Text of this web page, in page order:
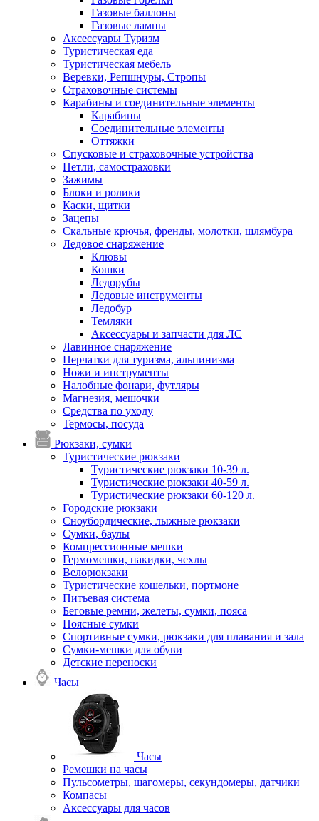
Газовые баллоны
Газовые лампы
Аксессуары Туризм
Туристическая еда
Туристическая мебель
Веревки, Репшнуры, Стропы
Страховочные системы
Карабины и соединительные элементы
Карабины
Соединительные элементы
Оттяжки
Спусковые и страховочные устройства
Петли, самостраховки
Зажимы
Блоки и ролики
Каски, щитки
Зацепы
Скальные крючья, френды, молотки, шлямбура
Ледовое снаряжение
Клювы
Кошки
Ледорубы
Ледовые инструменты
Ледобур
Темляки
Аксессуары и запчасти для ЛС
Лавинное снаряжение
Перчатки для туризма, альпинизма
Ножи и инструменты
Налобные фонари, футляры
Магнезия, мешочки
Средства по уходу
Термосы, посуда
Рюкзаки, сумки
Туристические рюкзаки
Туристические рюкзаки 10-39 л.
Туристические рюкзаки 40-59 л.
Туристические рюкзаки 60-120 л.
Городские рюкзаки
Сноубордические, лыжные рюкзаки
Сумки, баулы
Компрессионные мешки
Гермомешки, накидки, чехлы
Велорюкзаки
Туристические кошельки, портмоне
Питьевая система
Беговые ремни, желеты, сумки, пояса
Поясные сумки
Спортивные сумки, рюкзаки для плавания и зала
Сумки-мешки для обуви
Детские переноски
Часы
Часы
Ремешки на часы
Пульсометры, шагомеры, секундомеры, датчики
Компасы
Аксессуары для часов